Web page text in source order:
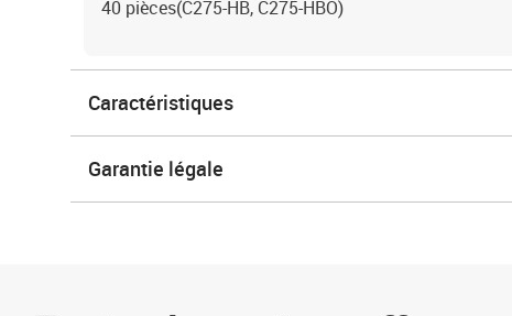
40 pièces(C275-HB, C275-HBO)
Caractéristiques
Garantie légale